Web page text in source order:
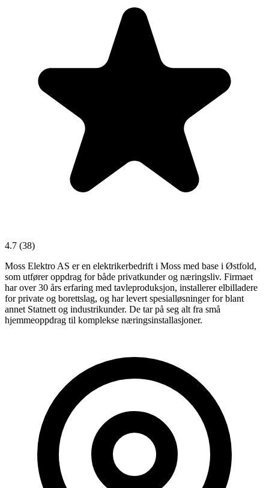
4.7 (38)
Moss Elektro AS er en elektrikerbedrift i Moss med base i Østfold,
som utfører oppdrag for både privatkunder og næringsliv. Firmaet
har over 30 års erfaring med tavleproduksjon, installerer elbilladere
for private og borettslag, og har levert spesialløsninger for blant
annet Statnett og industrikunder. De tar på seg alt fra små
hjemmeoppdrag til komplekse næringsinstallasjoner.